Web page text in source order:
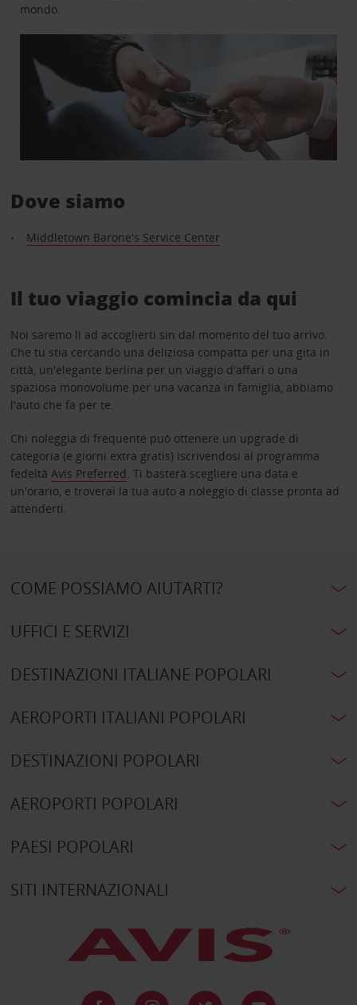
mondo.
Dove siamo
Middletown Barone's Service Center
Il tuo viaggio comincia da qui
Noi saremo lì ad accoglierti sin dal momento del tuo arrivo.
Che tu stia cercando una deliziosa compatta per una gita in
città, un'elegante berlina per un viaggio d'affari o una
spaziosa monovolume per una vacanza in famiglia, abbiamo
l'auto che fa per te.
Chi noleggia di frequente può ottenere un upgrade di
categoria (e giorni extra gratis) iscrivendosi al programma
fedeltà Avis Preferred. Ti basterà scegliere una data e
un'orario, e troverai la tua auto a noleggio di classe pronta ad
attenderti.
COME POSSIAMO AIUTARTI?
UFFICI E SERVIZI
DESTINAZIONI ITALIANE POPOLARI
AEROPORTI ITALIANI POPOLARI
DESTINAZIONI POPOLARI
AEROPORTI POPOLARI
PAESI POPOLARI
SITI INTERNAZIONALI